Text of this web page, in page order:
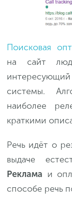
Поисковая
на сайт
системы.
наиболее
краткими
Речь идёт о
выдаче
Реклама и
способе речь